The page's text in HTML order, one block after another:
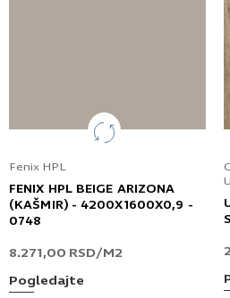
Fenix HPL
FENIX HPL BEIGE ARIZONA
(KAŠMIR) - 4200X1600X0,9 -
0748
8.271,00 RSD/M2
Pogledajte